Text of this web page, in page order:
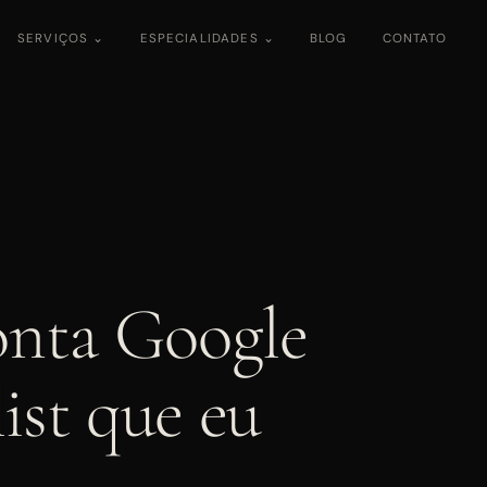
SERVIÇOS ⌄ ESPECIALIDADES ⌄ BLOG CONTATO
Google
que eu